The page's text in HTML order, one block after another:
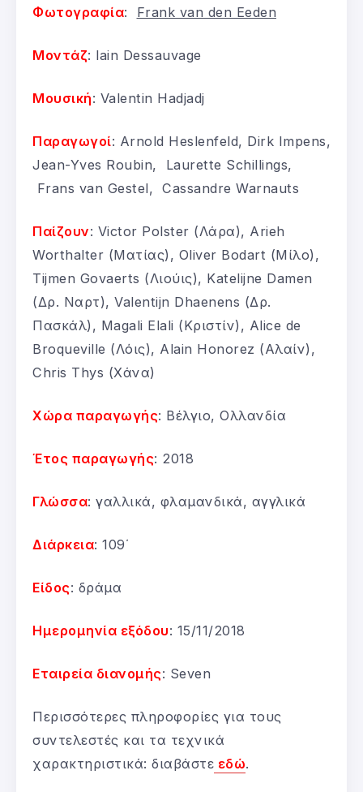
Φωτογραφία: Frank van den Eeden
Μοντάζ: lain Dessauvage
Μουσική: Valentin Hadjadj
Παραγωγοί: Arnold Heslenfeld, Dirk Impens,
Jean-Yves Roubin, Laurette Schillings,
Frans van Gestel, Cassandre Warnauts
Παίζουν: Victor Polster (Λάρα), Arieh
Worthalter (Ματίας), Oliver Bodart (Μίλο),
Tijmen Govaerts (Λιούις), Katelijne Damen
(Δρ. Ναρτ), Valentijn Dhaenens (Δρ.
Πασκάλ), Magali Elali (Κριστίν), Alice de
Broqueville (Λόις), Alain Honorez (Αλαίν),
Chris Thys (Χάνα)
Χώρα παραγωγής: Βέλγιο, Ολλανδία
Έτος παραγωγής: 2018
Γλώσσα: γαλλικά, φλαμανδικά, αγγλικά
Διάρκεια: 109΄
Είδος: δράμα
Ημερομηνία εξόδου: 15/11/2018
Εταιρεία διανομής: Seven
Περισσότερες πληροφορίες για τους
συντελεστές και τα τεχνικά
χαρακτηριστικά: διαβάστε εδώ.